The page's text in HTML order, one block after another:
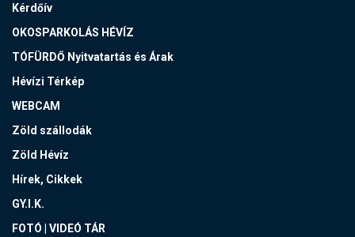
Kérdőív
OKOSPARKOLÁS HÉVÍZ
TÓFÜRDŐ Nyitvatartás és Árak
Hévízi Térkép
WEBCAM
Zöld szállodák
Zöld Hévíz
Hírek, Cikkek
GY.I.K.
FOTÓ | VIDEÓ TÁR